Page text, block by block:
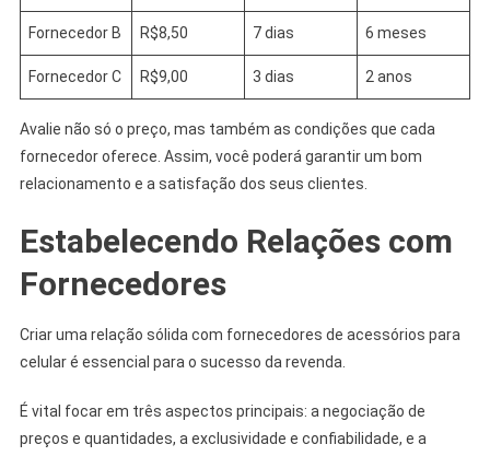
Fornecedor B R$8,50 7 dias 6 meses
Fornecedor C R$9,00 3 dias 2 anos
Avalie não só o preço, mas também as condições que cada
fornecedor oferece. Assim, você poderá garantir um bom
relacionamento e a satisfação dos seus clientes.
Estabelecendo Relações com
Fornecedores
Criar uma relação sólida com fornecedores de acessórios para
celular é essencial para o sucesso da revenda.
É vital focar em três aspectos principais: a negociação de
preços e quantidades, a exclusividade e confiabilidade, e a